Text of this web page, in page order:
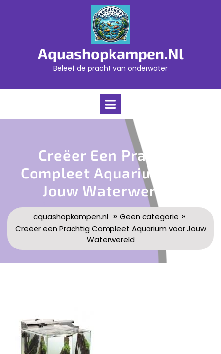
Aquashopkampen.nl
Beleef de pracht van onderwater
Open
Creëer Een Prachtig
Compleet Aquarium Voor
Jouw Waterwereld
aquashopkampen.nl » Geen categorie »
Creëer een Prachtig Compleet Aquarium voor Jouw
Waterwereld